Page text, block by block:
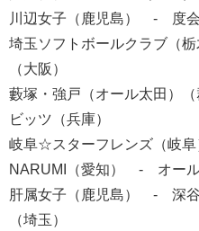
川辺女子（鹿児島） - 度会
埼玉ソフトボールクラブ（
（大阪）
藪塚・強戸（オール太田）
ビッツ（兵庫）
岐阜☆スターフレンズ（岐
NARUMI（愛知） - オール
肝属女子（鹿児島） - 深谷
（埼玉）